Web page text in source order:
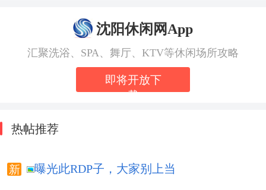
沈阳休闲网App
汇聚洗浴、SPA、舞厅、KTV等休闲场所攻略
即将开放下
载
热帖推荐
曝光此RDP子，大家别上当